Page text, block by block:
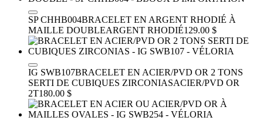
SP CHHB004BRACELET EN ARGENT RHODIÉ À
MAILLE DOUBLEARGENT RHODIÉ129.00 $
IG SWB107BRACELET EN ACIER/PVD OR 2 TONS
SERTI DE CUBIQUES ZIRCONIASACIER/PVD OR
2T180.00 $